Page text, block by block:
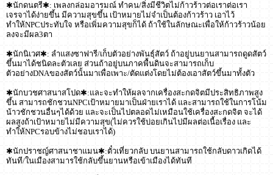
✱นักดนตรี✱: เพลงกล่อมอารมณ์ ทำคน/สิ่งมีชีวิตไม่ก้าวร้าวต่อเราต่อเรา
เจรจาได้ง่ายขึ้น มีความสุขขึ้น เป้าหมายไม่จำเป็นต้องก้าวร้าว เอาไว้
ทำให้NPCประทับใจ หรือเพิ่มความสุขก็ได้ ถ้าใช้ในลักษณะเพื่อให้ก้าวร้าวน้อย
ลงจะมีผล3ตา
✱นักนิเวศ✱: ลำแสงซาฟารี/เก็บตัวอย่างพันธุ์สัตว์ ถ้าอยู่บนยานสามารถดูดสัตว์
ขึ้นมาได้ชนิดละตัวเลย ส่วนถ้าอยู่บนภาคพื้นดินจะสามารถเก็บ
ตัวอย่างDNAของสัตว์นั้นมาเพื่อเพาะ/ตัดแต่งโดยไม่ต้องเอาสัตว์ขึ้นมาทั้งตัว
✱นักบวชศาสนาสโปด✱:และจะทำให้ผลจากเครื่องสะกดจิตมีประสิทธิภาพสูง
ขึ้น สามารถชักชวนNPCเป้าหมายมาเป็นฝ่ายเราได้ และสามารถใช้ในการโน้ม
น้าวชักชวนอื่นๆได้ด้วย และจะเป็นไปตลอดไม่เหมือนใช้เครื่องสะกดจิต จะได้
ผลสูงถ้าเป้าหมายไม่มีความสุข(ไม่ควรใช้บ่อยเกินไปมีผลต่อเนื้อเรื่อง และ
ทำให้NPCรอบข้างไม่ชอบเราได้)
✱นักปราชญ์ศาสนาชาแมน✱:ตั๋วเที่ยวกลับ บนยานสามารถใช้กลับดาวเกิดได้
ทันที/ในเมืองสามารใช้กลับขึ้นยานหรือเข้าเมืองได้ทันที